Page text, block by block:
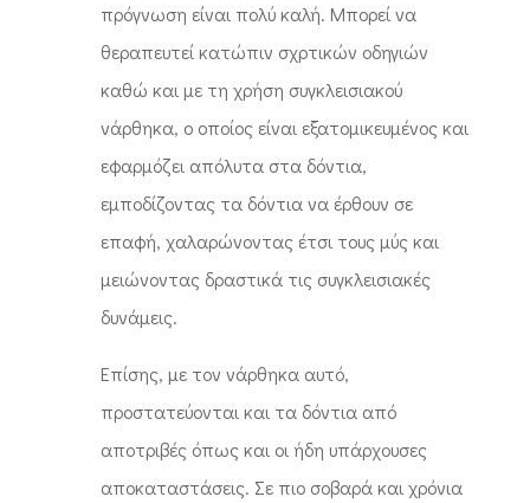
πρόγνωση είναι πολύ καλή. Μπορεί να
θεραπευτεί κατώπιν σχρτικών οδηγιών
καθώ και με τη χρήση συγκλεισιακού
νάρθηκα, ο οποίος είναι εξατομικευμένος και
εφαρμόζει απόλυτα στα δόντια,
εμποδίζοντας τα δόντια να έρθουν σε
επαφή, χαλαρώνοντας έτσι τους μύς και
μειώνοντας δραστικά τις συγκλεισιακές
δυνάμεις.
Επίσης, με τον νάρθηκα αυτό,
προστατεύονται και τα δόντια από
αποτριβές όπως και οι ήδη υπάρχουσες
αποκαταστάσεις. Σε πιο σοβαρά και χρόνια